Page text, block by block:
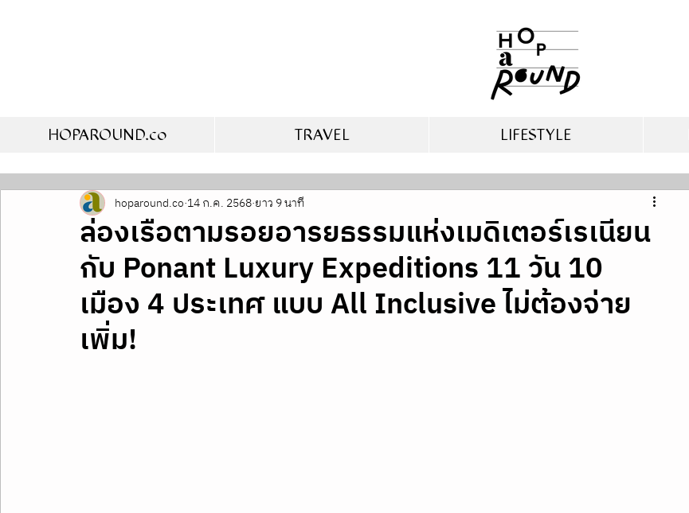
HOPAROUND.co TRAVEL LIFESTYLE
ล่องเรือตามรอยอารยธรรมแห่งเมดิเตอร์เรเนียน
กับ Ponant Luxury Expeditions 11 วัน 10
เมือง 4 ประเทศ แบบ All Inclusive ไม่ต้องจ่าย
เพิ่ม!
hoparound.co 14 ก.ค. 2568 ยาว 9 นาที